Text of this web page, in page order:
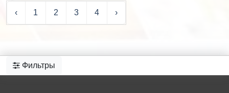
‹ 1 2 3 4 ›
Фильтры